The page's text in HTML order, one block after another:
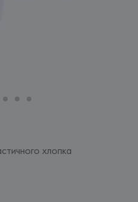
хлопка